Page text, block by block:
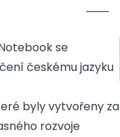
se
českému jazyku
byly vytvořeny za
rozvoje